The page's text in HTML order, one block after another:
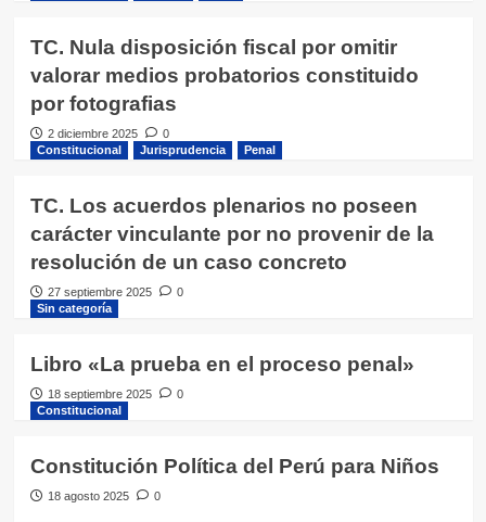
TC. Nula disposición fiscal por omitir
valorar medios probatorios constituido
por fotografias
2 diciembre 2025
0
Constitucional
Jurisprudencia Penal
TC. Los acuerdos plenarios no poseen
carácter vinculante por no provenir de la
resolución de un caso concreto
27 septiembre 2025
0
Sin categoría
Libro «La prueba en el proceso penal»
18 septiembre 2025
0
Constitucional
Constitución Política del Perú para Niños
18 agosto 2025 0